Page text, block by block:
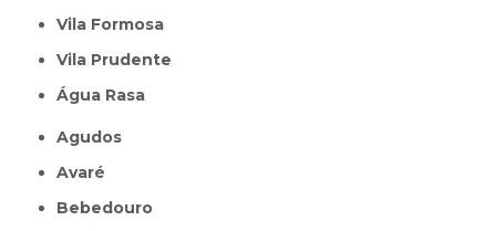
Vila Formosa
Vila Prudente
Água Rasa
Agudos
Avaré
Bebedouro